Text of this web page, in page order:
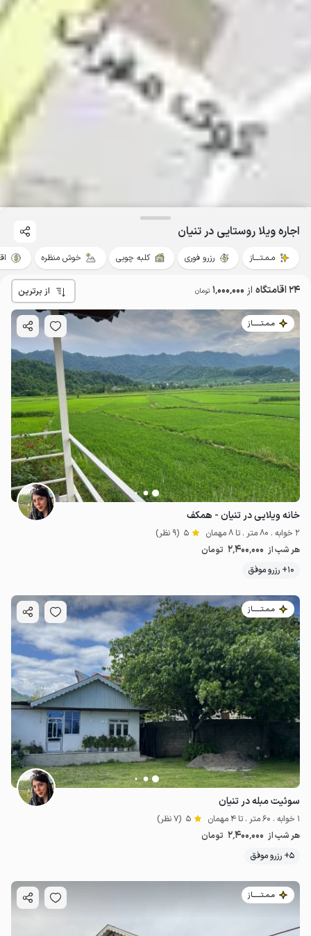
اجاره ویلا روستایی در تنیان
مـمـتــــاز رزرو فوری کلبه چوبی خوش منظره
24 اقامتگاه از 1٬000٬000 تومان از برترین
مـمـتــــــاز
خانه ویلایی در تنیان - همکف
2 خوابه . 80 متر . تا 8 مهمان 5 (9 نظر)
هر شب از 2٬400٬000 تومان
10+ رزرو موفق
مـمـتــــــاز
سوئیت مبله در تنیان
1 خوابه . 60 متر . تا 4 مهمان 5 (7 نظر)
هر شب از 2٬400٬000 تومان
5+ رزرو موفق
مـمـتــــــاز